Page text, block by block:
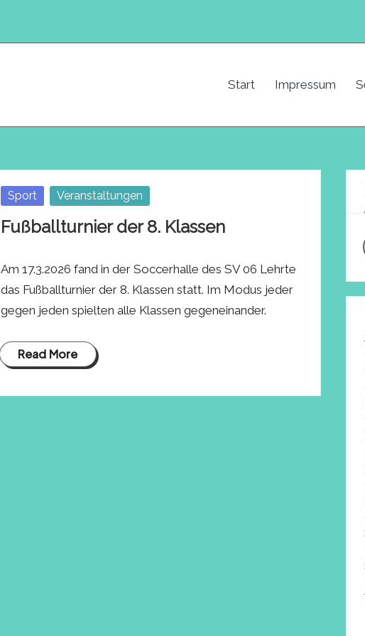
Start Impressum
Posted
Sport Veranstaltungen
Fußballturnier der 8. Klassen
Am 17.3.2026 fand in der Soccerhalle des SV 06 Lehrte
das Fußballturnier der 8. Klassen statt. Im Modus jeder
gegen jeden spielten alle Klassen gegeneinander.
Read More